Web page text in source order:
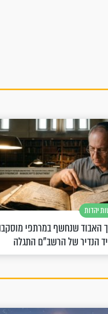
יהדות
האבוד שנחשף במרתפי
הנדיר של הרשב"ם התגלה